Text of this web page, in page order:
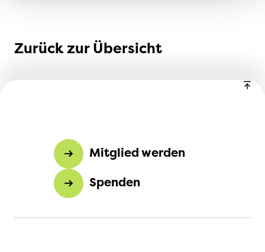
Zurück zur Übersicht
Mitglied werden
Spenden